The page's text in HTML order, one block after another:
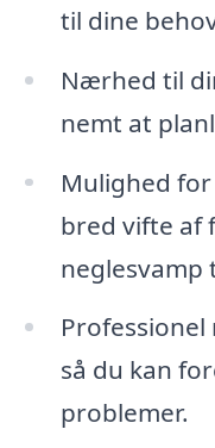
til dine
Nærhed til
nemt at
Mulighed
bred vifte af
neglesvamp
så du kan
problemer.